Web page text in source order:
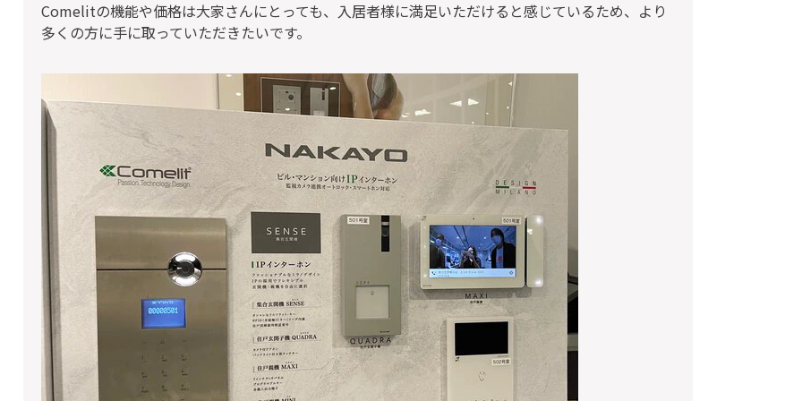
Comelitの機能や価格は大家さんにとっても、入居者様に満足いただけると感じているため、より
多くの方に手に取っていただきたいです。